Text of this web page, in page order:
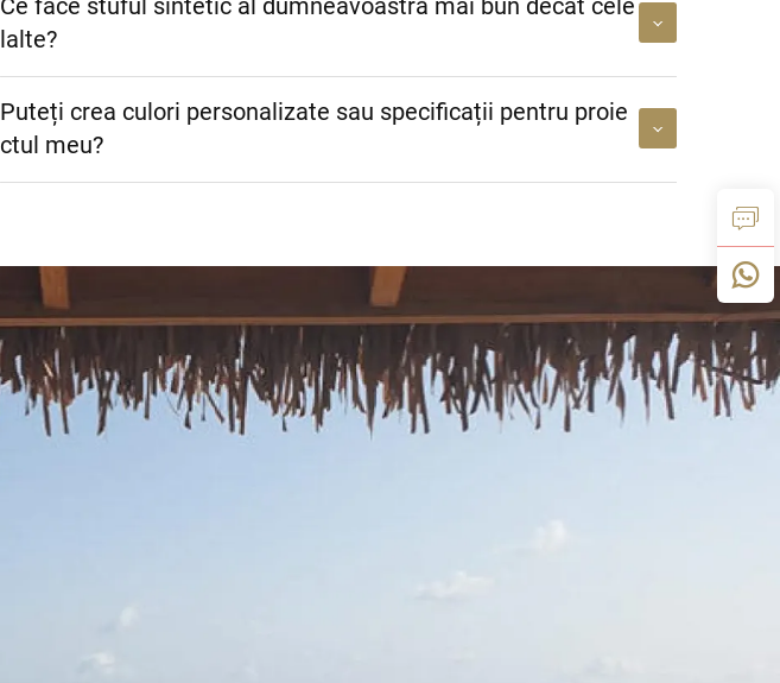
Ce face stuful sintetic al dumneavoastră mai bun decât cele
lalte?
Puteți crea culori personalizate sau specificații pentru proie
ctul meu?